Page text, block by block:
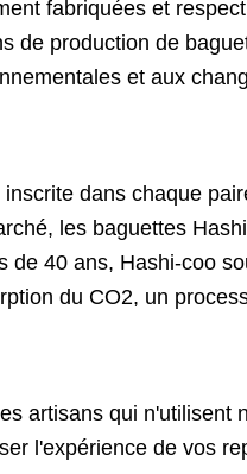
fabriquées et
de production de
et aux
dans chaque
les baguettes
40 ans, Hashi-coo
du CO2, un
artisans qui n'utilisent
l'expérience de vos